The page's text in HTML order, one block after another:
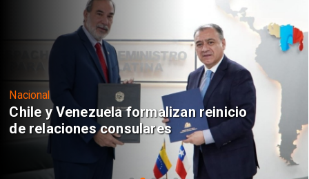
Nacional
Chile y Venezuela formalizan reinicio
de relaciones consulares